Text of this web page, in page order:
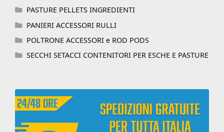
PASTURE PELLETS INGREDIENTI
PANIERI ACCESSORI RULLI
POLTRONE ACCESSORI e ROD PODS
SECCHI SETACCI CONTENITORI PER ESCHE E PASTURE